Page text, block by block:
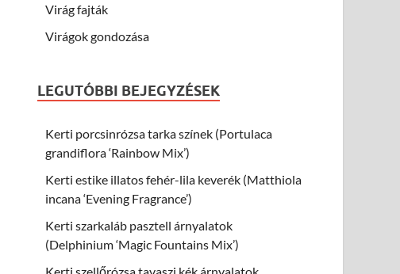
Virág fajták
Virágok gondozása
LEGUTÓBBI BEJEGYZÉSEK
Kerti porcsinrózsa tarka színek (Portulaca
grandiflora ‘Rainbow Mix’)
Kerti estike illatos fehér-lila keverék (Matthiola
incana ‘Evening Fragrance’)
Kerti szarkaláb pasztell árnyalatok
(Delphinium ‘Magic Fountains Mix’)